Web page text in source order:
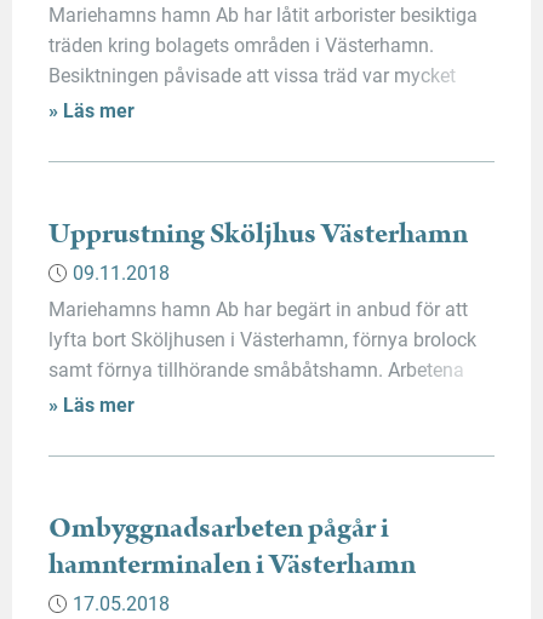
Mariehamns hamn Ab har låtit arborister besiktiga
träden kring bolagets områden i Västerhamn.
Besiktningen påvisade att vissa träd var mycket
farliga på grund av omfattande rötskador, varpå de
hamnplanen. Även några träd där besiktningen
ned.
» Läs mer
Upprustning Sköljhus Västerhamn
09.11.2018
Mariehamns hamn Ab har begärt in anbud för att
lyfta bort Sköljhusen i Västerhamn, förnya brolock
samt förnya tillhörande småbåtshamn. Arbetena
utförs som totalentreprenad. Efter avslutad
huvudentreprenör. Arbetena ska vara färdigt till
» Läs mer
Ombyggnadsarbeten pågår i
hamnterminalen i Västerhamn
17.05.2018